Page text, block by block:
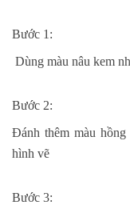
Bước 1:
Dùng màu nâu kem
Bước 2:
Đánh thêm màu
hình vẽ
Bước 3: